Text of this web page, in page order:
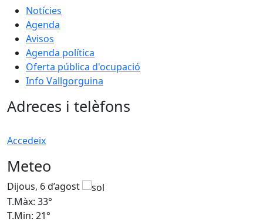
Notícies
Agenda
Avisos
Agenda política
Oferta pública d'ocupació
Info Vallgorguina
Adreces i telèfons
Accedeix
Meteo
Dijous, 6 d’agost
T.Màx: 33°
T.Min: 21°